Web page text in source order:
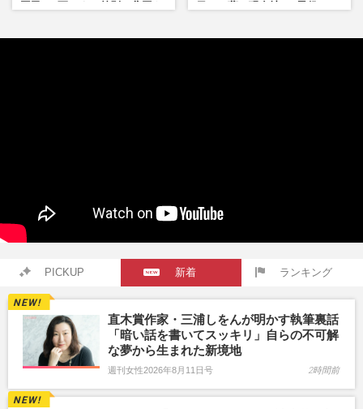
PICKUP 新着 ランキング
直木賞作家・三浦しをんが明かす執筆裏話
「暗い話を書いてスッキリ」自らの不可解
な夢から生まれた新境地
週刊女性2026年8月11日号 2時間前